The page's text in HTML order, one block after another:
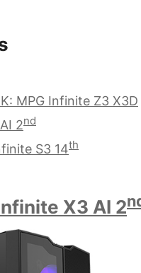
MPG Infinite Z3 X3D
2nd
S3 14th
X3 AI 2